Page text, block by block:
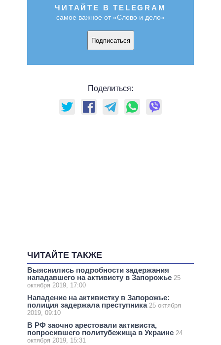
ЧИТАЙТЕ В TELEGRAM
самое важное от «Слово и дело»
Подписаться
Поделиться:
ЧИТАЙТЕ ТАКЖЕ
Выяснились подробности задержания
нападавшего на активисту в Запорожье 25
октября 2019, 17:00
Нападение на активистку в Запорожье:
полиция задержала преступника 25 октября
2019, 09:10
В РФ заочно арестовали активиста,
попросившего политубежища в Украине 24
октября 2019, 15:31